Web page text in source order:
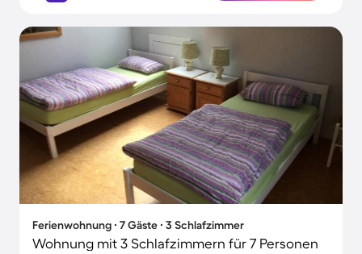
Ferienwohnung ∙ 7 Gäste ∙ 3 Schlafzimmer
Wohnung mit 3 Schlafzimmern für 7 Personen